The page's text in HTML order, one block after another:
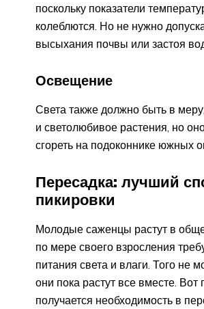
поскольку показатели
колеблются. Но не нужно
высыхания почвы или застоя
Освещение
Света также должно быть в
и светолюбивое растения, но
сгореть на подоконнике южных
Пересадка: лучший
пикировки
Молодые саженцы растут в
по мере своего взросления
питания света и влаги. Того не
они пока растут все вместе. Вот
получается необходимость в